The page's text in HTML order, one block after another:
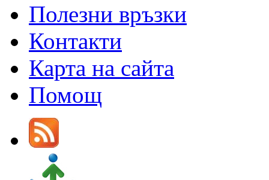
Полезни връзки
Контакти
Карта на сайта
Помощ